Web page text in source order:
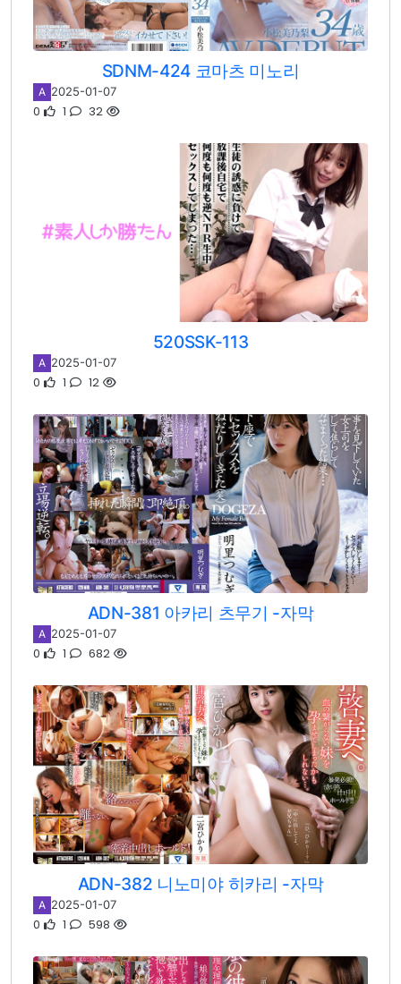
SDNM-424 코마츠 미노리
A 2025-01-07
0 1 32
520SSK-113
A 2025-01-07
0 1 12
ADN-381 아카리 츠무기 -자막
A 2025-01-07
0 1 682
ADN-382 니노미야 히카리 -자막
A 2025-01-07
0 1 598